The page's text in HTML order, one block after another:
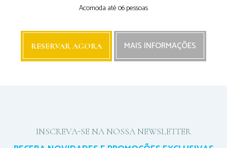
Acomoda até 06 pessoas
RESERVAR AGORA MAIS INFORMAÇÕES
INSCREVA-SE NA NOSSA NEWSLETTER